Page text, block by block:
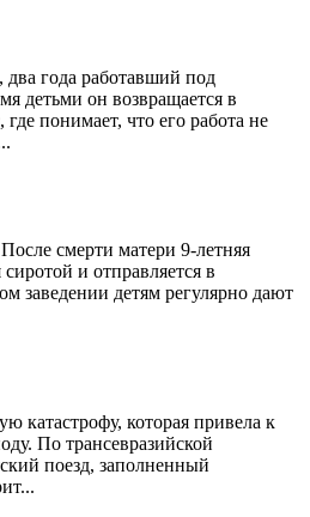
года работавший под
детьми он возвращается в
понимает, что его работа не
смерти матери 9-летняя
и отправляется в
заведении детям регулярно дают
катастрофу, которая привела к
По трансевразийской
поезд, заполненный